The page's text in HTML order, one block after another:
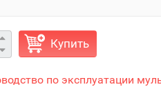
Купить
по эксплуатации